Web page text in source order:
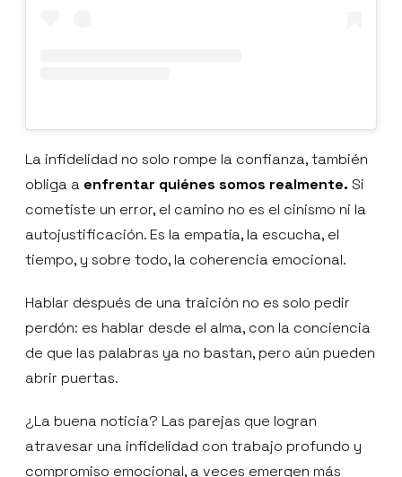
La infidelidad no solo rompe la confianza, también
obliga a enfrentar quiénes somos realmente. Si
cometiste un error, el camino no es el cinismo ni la
autojustificación. Es la empatía, la escucha, el
tiempo, y sobre todo, la coherencia emocional.
Hablar después de una traición no es solo pedir
perdón: es hablar desde el alma, con la conciencia
de que las palabras ya no bastan, pero aún pueden
abrir puertas.
¿La buena noticia? Las parejas que logran
atravesar una infidelidad con trabajo profundo y
compromiso emocional, a veces emergen más